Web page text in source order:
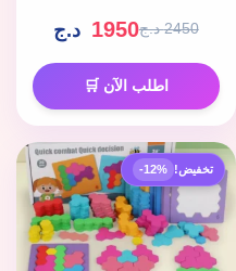
2450 د.ج 1950 د.ج
اطلب الآن 🛒
تخفيض! -12%